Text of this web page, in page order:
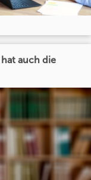
auch die